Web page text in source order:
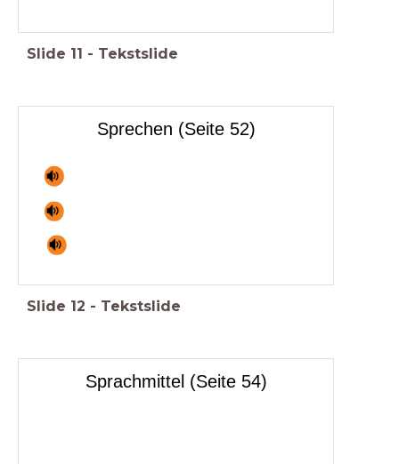
Slide 11 - Tekstslide
Sprechen (Seite 52)
Slide 12 - Tekstslide
Sprachmittel (Seite 54)